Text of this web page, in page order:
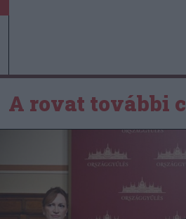
A rovat további